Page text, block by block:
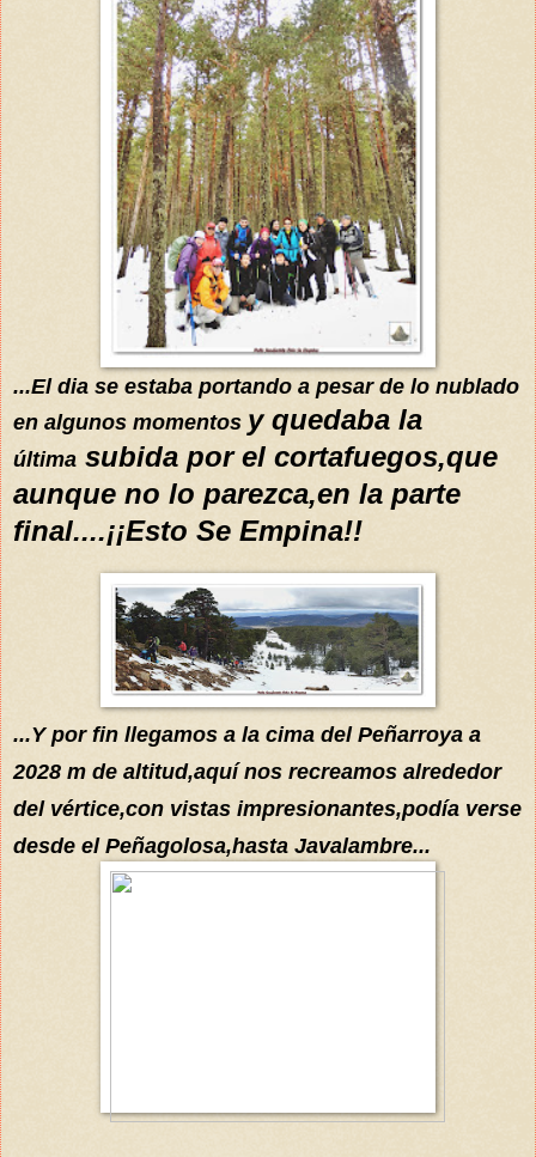
...El dia se estaba portando a pesar de lo nublado
en algunos momentos y quedaba la
última subida por el cortafuegos,que
aunque no lo parezca,en la parte
final....¡¡Esto Se Empina!!
...Y por fin llegamos a la cima del Peñarroya a
2028 m de altitud,aquínos recreamos alrededor
del vértice,con vistas impresionantes,podía verse
desde el Peñagolosa,hasta Javalambre...